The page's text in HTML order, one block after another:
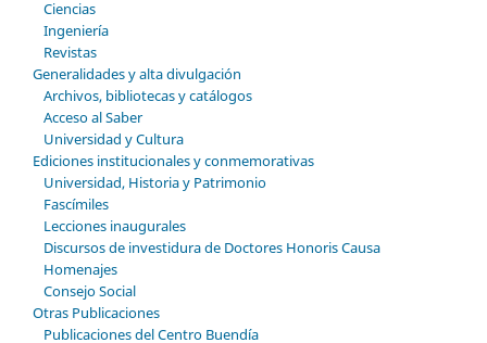
Ciencias
Ingeniería
Revistas
Generalidades y alta divulgación
Archivos, bibliotecas y catálogos
Acceso al Saber
Universidad y Cultura
Ediciones institucionales y conmemorativas
Universidad, Historia y Patrimonio
Fascímiles
Lecciones inaugurales
Discursos de investidura de Doctores Honoris Causa
Homenajes
Consejo Social
Otras Publicaciones
Publicaciones del Centro Buendía